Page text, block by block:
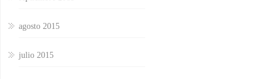
agosto 2015
julio 2015